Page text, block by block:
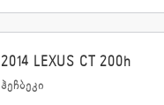
2014 LEXUS CT 200h
ჰეჩბეკი